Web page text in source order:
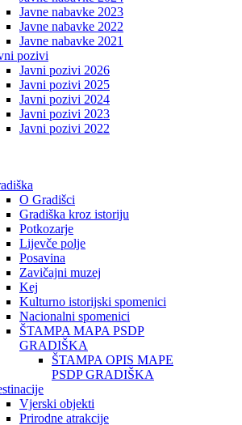
Javne nabavke 2023
Javne nabavke 2022
Javne nabavke 2021
pozivi
Javni pozivi 2026
Javni pozivi 2025
Javni pozivi 2024
Javni pozivi 2023
Javni pozivi 2022
O Gradišci
Gradiška kroz istoriju
Potkozarje
Lijevče polje
Posavina
Zavičajni muzej
Kej
Kulturno istorijski spomenici
Nacionalni spomenici
ŠTAMPA MAPA PSDP
GRADIŠKA
ŠTAMPA OPIS MAPE
PSDP GRADIŠKA
Vjerski objekti
Prirodne atrakcije